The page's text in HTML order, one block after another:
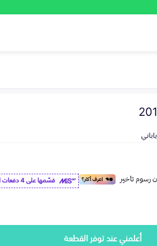
ياباني
قسّمها على 4 دفعات ابتداء من
أعلمني عند توفر القطعة